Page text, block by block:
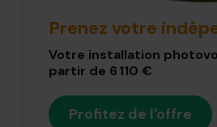
Prenez votre
Votre installation
partir de 6 110 €
Profitez de l'offre